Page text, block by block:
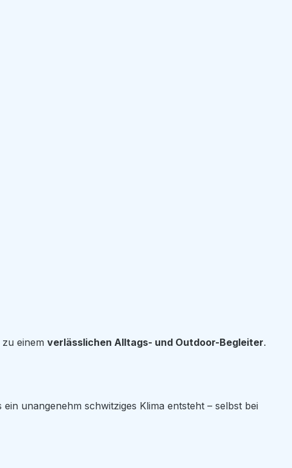
einem verlässlichen Alltags- und Outdoor-Begleiter.
unangenehm schwitziges Klima entsteht – selbst bei